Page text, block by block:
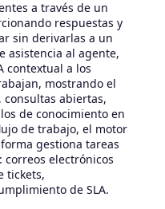
a través de un
respuestas y
sin derivarlas a un
asistencia al agente,
contextual a los
mostrando el
abiertas,
de conocimiento en
de trabajo, el motor
gestiona tareas
electrónicos
tickets,
de SLA.